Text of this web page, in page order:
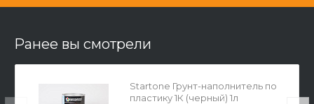
Ранее вы смотрели
Startone Грунт-наполнитель по
пластику 1К (черный) 1л